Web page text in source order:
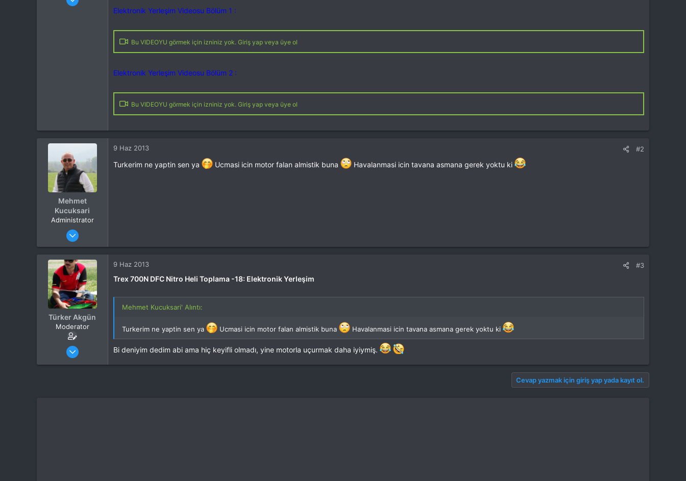
Mesajlar
Elektronik Yerleşim Videosu Bölüm 1 :
Bu VIDEOYU görmek için izniniz yok. Giriş yap veya üye ol
Elektronik Yerleşim Videosu Bölüm 2 :
Bu VIDEOYU görmek için izniniz yok. Giriş yap veya üye ol
Mehmet
Kucuksari
Administrator
4 Eki 2012
Mesajlar
Tepkime puanı
44,114
Yaş
53
Konum
Kocaeli
İlgi Alanı
Heli
9 Haz 2013 #2
Turkerim ne yaptin sen ya Ucmasi icin motor falan almistik buna Havalanmasi icin tavana asmana gerek yoktu ki
Türker Akgün
Moderator
4 Eki 2012
Mesajlar
9 Haz 2013 #3
Trex 700N DFC Nitro Heli Toplama -18: Elektronik Yerleşim
Mehmet Kucuksari' Alıntı:
Turkerim ne yaptin sen ya Ucmasi icin motor falan almistik buna Havalanmasi icin tavana asmana gerek yoktu ki
Bi deniyim dedim abi ama hiç keyifli olmadı, yine motorla uçurmak daha iyiymiş.
Cevap yazmak için giriş yap yada kayıt ol.